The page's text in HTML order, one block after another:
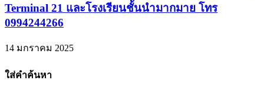
Terminal 21 และโรงเรียนชั้นนำมากมาย โทร
0994244266
14 มกราคม 2025
ใส่คำค้นหา